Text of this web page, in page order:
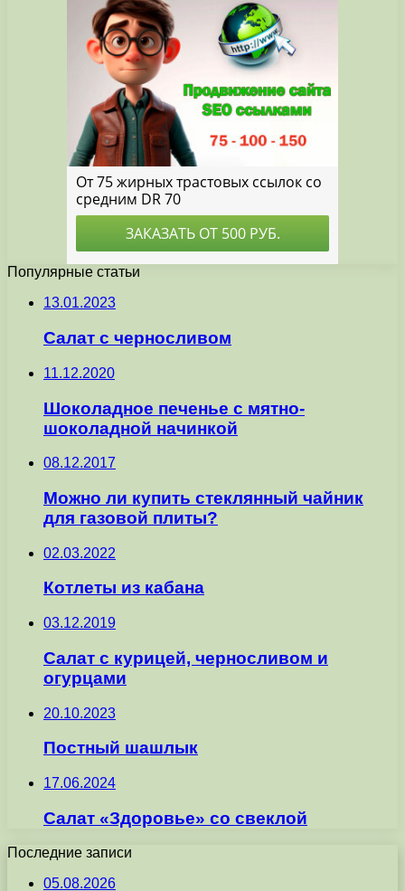
Популярные статьи
13.01.2023
Салат с черносливом
11.12.2020
Шоколадное печенье с мятно-
шоколадной начинкой
08.12.2017
Можно ли купить стеклянный чайник
для газовой плиты?
02.03.2022
Котлеты из кабана
03.12.2019
Салат с курицей, черносливом и
огурцами
20.10.2023
Постный шашлык
17.06.2024
Салат «Здоровье» со свеклой
Последние записи
05.08.2026